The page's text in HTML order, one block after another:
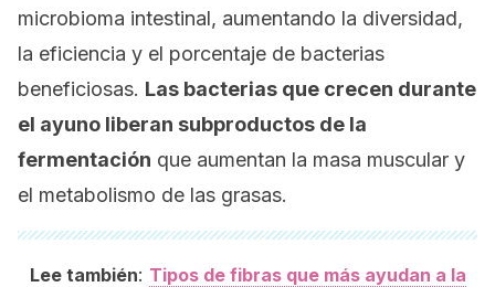
microbioma intestinal, aumentando la diversidad,
la eficiencia y el porcentaje de bacterias
beneficiosas. Las bacterias que crecen durante
el ayuno liberan subproductos de la
fermentación que aumentan la masa muscular y
el metabolismo de las grasas.
Lee también: Tipos de fibras que más ayudan a la